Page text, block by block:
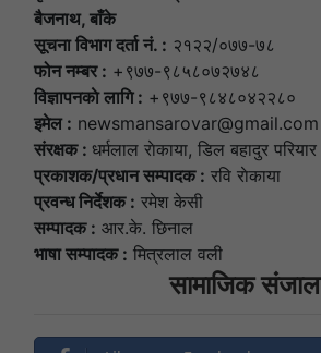
बैजनाथ, बाँके
सूचना विभाग दर्ता नं. : २१२२/०७७-७८
फोन नम्बर : +९७७-९८५८०७२७४८
विज्ञापनकाे लागि : +९७७-९८४८०४२२८०
इमेल : newsmansarovar@gmail.com
संरक्षक : धर्मलाल राेकाया, डिल बहादुर परियार
प्रकाशक/प्रधान सम्पादक : रवि राेकाया
प्रवन्ध निर्देशक : रमेश केसी
सम्पादक : आर.के. छिनाल
भाषा सम्पादक : मित्रलाल वली
सामाजिक संजाल